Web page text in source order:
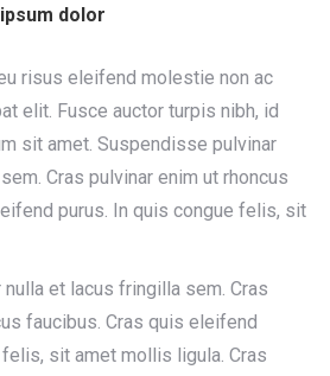
dolor
risus eleifend molestie non ac
elit. Fusce auctor turpis nibh, id
sit amet. Suspendisse pulvinar
Cras pulvinar enim ut rhoncus
purus. In quis congue felis, sit
et lacus fringilla sem. Cras
faucibus. Cras quis eleifend
sit amet mollis ligula. Cras